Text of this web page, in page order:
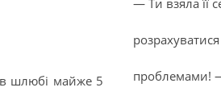
в шлюбі майже 5
— Ти взяла її
розрахуватися
проблемами!